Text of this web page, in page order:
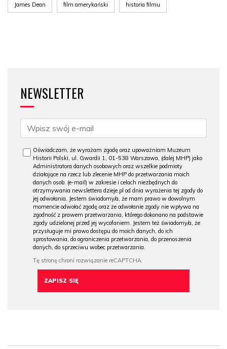
James Dean film amerykański historia filmu
NEWSLETTER
Oświadczam, że wyrażam zgodę oraz upoważniam Muzeum
Historii Polski, ul. Gwardii 1, 01-538 Warszawa, (dalej MHP) jako
Administratora danych osobowych oraz wszelkie podmioty
działające na rzecz lub zlecenie MHP do przetwarzania moich
danych osob. (e-mail) w zakresie i celach niezbędnych do
otrzymywania newslettera dzieje.pl od dnia wyrażenia tej zgody do
jej odwołania. Jestem świadomy/a, że mam prawo w dowolnym
momencie odwołać zgodę oraz że odwołanie zgody nie wpływa na
zgodność z prawem przetwarzania, którego dokonano na podstawie
zgody udzielonej przed jej wycofaniem. Jestem też świadomy/a, że
przysługuje mi prawo dostępu do moich danych, do ich
sprostowania, do ograniczenia przetwarzania, do przenoszenia
danych, do sprzeciwu wobec przetwarzania.